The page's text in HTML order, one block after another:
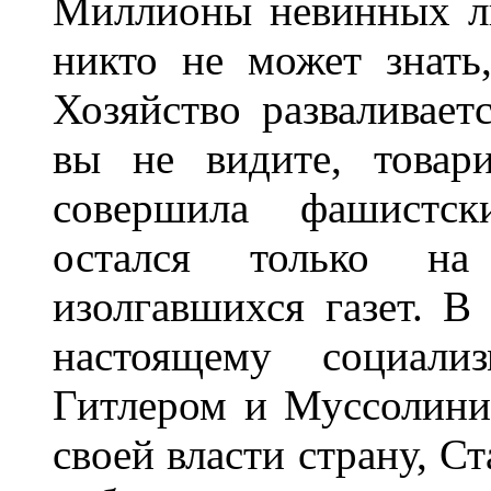
Миллионы невинных
никто не может
Хозяйство
вы не видите,
совершила
остался только на
изолгавшихся газет.
настоящему
Гитлером и
своей власти страну,